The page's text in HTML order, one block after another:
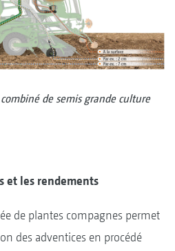
de semis grande culture
et les rendements
de plantes compagnes permet
des adventices en procédé